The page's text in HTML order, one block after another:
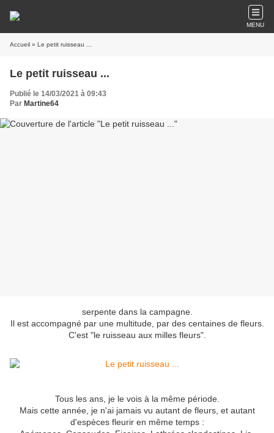
MENU
Accueil » Le petit ruisseau ...
Le petit ruisseau ...
Publié le 14/03/2021 à 09:43
Par Martine64
serpente dans la campagne.
Il est accompagné par une multitude, par des centaines de fleurs.
C'est "le ruisseau aux milles fleurs".
Tous les ans, je le vois à la même période.
Mais cette année, je n'ai jamais vu autant de fleurs, et autant
d'espèces fleurir en même temps :